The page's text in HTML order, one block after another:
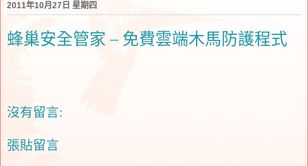
2011年10月27日 星期四
蜂巢安全管家 – 免費雲端木馬防護程式
沒有留言:
張貼留言